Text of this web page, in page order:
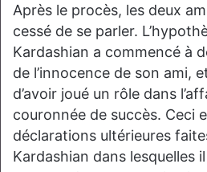
Après le procès, les deux
cessé de se parler.
Kardashian a commencé à
de l’innocence de son ami,
d’avoir joué un rôle dans
couronnée de succès. Ceci
déclarations ultérieures
Kardashian dans lesquelles